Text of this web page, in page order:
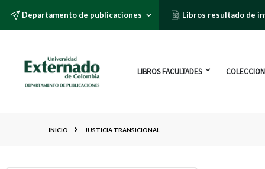
Departamento de publicaciones Libros resultado de
LIBROS FACULTADES
INICIO JUSTICIA TRANSICIONAL